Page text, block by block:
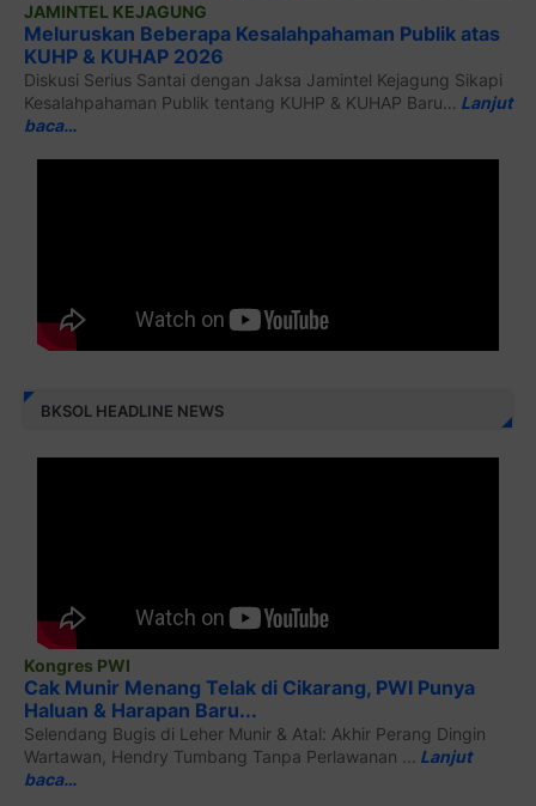
JAMINTEL KEJAGUNG
Meluruskan Beberapa Kesalahpahaman Publik atas
KUHP & KUHAP 2026
Diskusi Serius Santai dengan Jaksa Jamintel Kejagung Sikapi
Kesalahpahaman Publik tentang KUHP & KUHAP Baru… Lanjut
baca…
BKSOL HEADLINE NEWS
Kongres PWI
Cak Munir Menang Telak di Cikarang, PWI Punya
Haluan & Harapan Baru...
Selendang Bugis di Leher Munir & Atal: Akhir Perang Dingin
Wartawan, Hendry Tumbang Tanpa Perlawanan ...
Lanjut
baca…